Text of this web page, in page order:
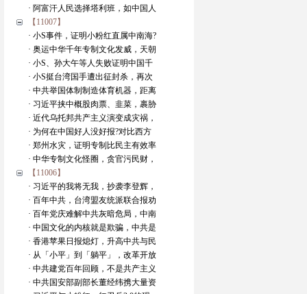
· 阿富汗人民选择塔利班，如中国人
【11007】
· 小S事件，证明小粉红直属中南海?
· 奥运中华千年专制文化发威，天朝
· 小S、孙大午等人失败证明中国千
· 小S挺台湾国手遭出征封杀，再次
· 中共举国体制制造体育机器，距离
· 习近平挟中概股肉票、韭菜，裹胁
· 近代乌托邦共产主义演变成灾祸，
· 为何在中国好人没好报?对比西方
· 郑州水灾，证明专制比民主有效率
· 中华专制文化怪圈，贪官污民财，
【11006】
· 习近平的我将无我，抄袭李登辉，
· 百年中共，台湾盟友统派联合报劝
· 百年党庆难解中共灰暗危局，中南
· 中国文化的内核就是欺骗，中共是
· 香港苹果日报熄灯，升高中共与民
· 从「小平」到「躺平」，改革开放
· 中共建党百年回顾，不是共产主义
· 中共国安部副部长董经纬携大量资